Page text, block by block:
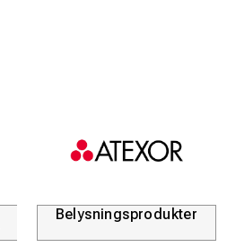
Belysningsprodukter